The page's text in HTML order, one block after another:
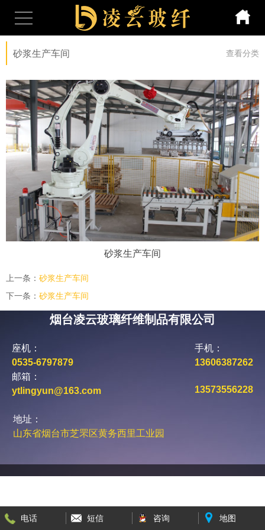
砂浆生产车间 查看分类
砂浆生产车间
上一条： 砂浆生产车间
下一条： 砂浆生产车间
电话 短信 咨询 地图
烟台凌云玻璃纤维制品有限公司
座机：
0535-6797879
邮箱：
ytlingyun@163.com
手机：
13606387262
13573556228
地址：
山东省烟台市芝罘区黄务西里工业园